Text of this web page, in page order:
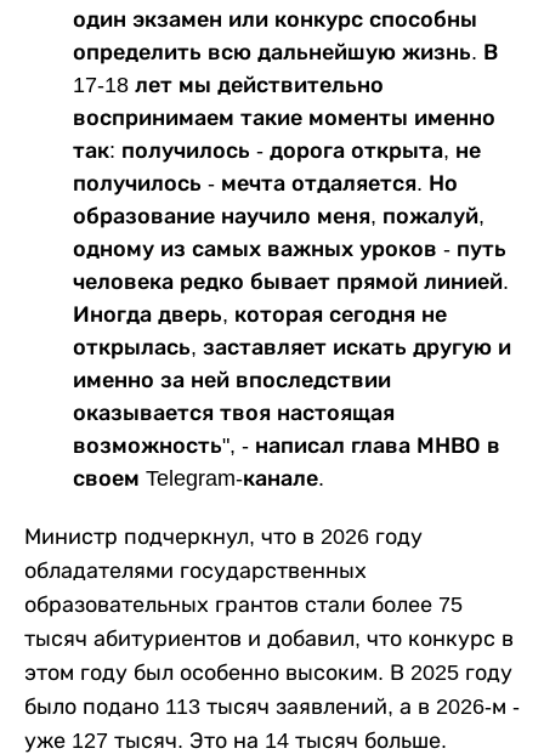
один экзамен или конкурс способны
определить всю дальнейшую жизнь. В
17-18 лет мы действительно
воспринимаем такие моменты именно
так: получилось - дорога открыта, не
получилось - мечта отдаляется. Но
образование научило меня, пожалуй,
одному из самых важных уроков - путь
человека редко бывает прямой линией.
Иногда дверь, которая сегодня не
открылась, заставляет искать другую и
именно за ней впоследствии
оказывается твоя настоящая
возможность", - написал глава МНВО в
своем Telegram-канале.
Министр подчеркнул, что в 2026 году
обладателями государственных
образовательных грантов стали более 75
тысяч абитуриентов и добавил, что конкурс в
этом году был особенно высоким. В 2025 году
было подано 113 тысяч заявлений, а в 2026-м -
уже 127 тысяч. Это на 14 тысяч больше.